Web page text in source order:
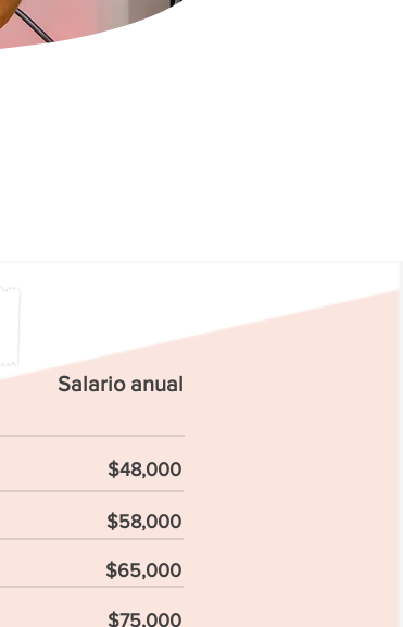
Salario anual
$48,000
$58,000
$65,000
$75,000